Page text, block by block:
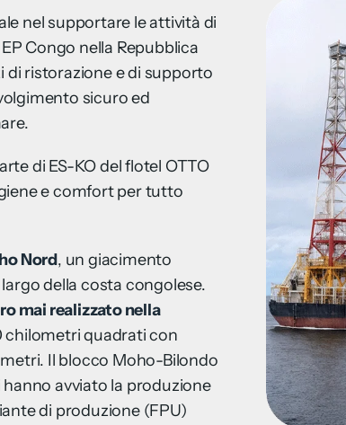
nel supportare le attività di
Congo nella Repubblica
di ristorazione e di supporto
sicuro ed
di ES-KO del flotel OTTO
e comfort per tutto
Nord, un giacimento
della costa congolese.
mai realizzato nella
chilometri quadrati con
Il blocco Moho-Bilondo
avviato la produzione
di produzione (FPU)